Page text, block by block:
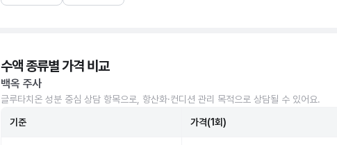
수액 종류별 가격 비교
백옥 주사
글루타치온 성분 중심 상담 항목으로, 항산화·컨디션 관리 목적으로 상담될 수 있어요.
기준 가격(1회)